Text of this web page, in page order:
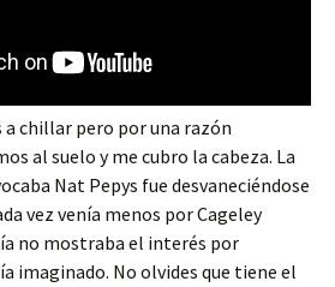
chillar pero por una razón
al suelo y me cubro la cabeza. La
Nat Pepys fue desvaneciéndose
vez venía menos por Cageley
no mostraba el interés por
imaginado. No olvides que tiene el